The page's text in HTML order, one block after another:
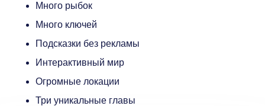
Много рыбок
Много ключей
Подсказки без рекламы
Интерактивный мир
Огромные локации
Три уникальные главы